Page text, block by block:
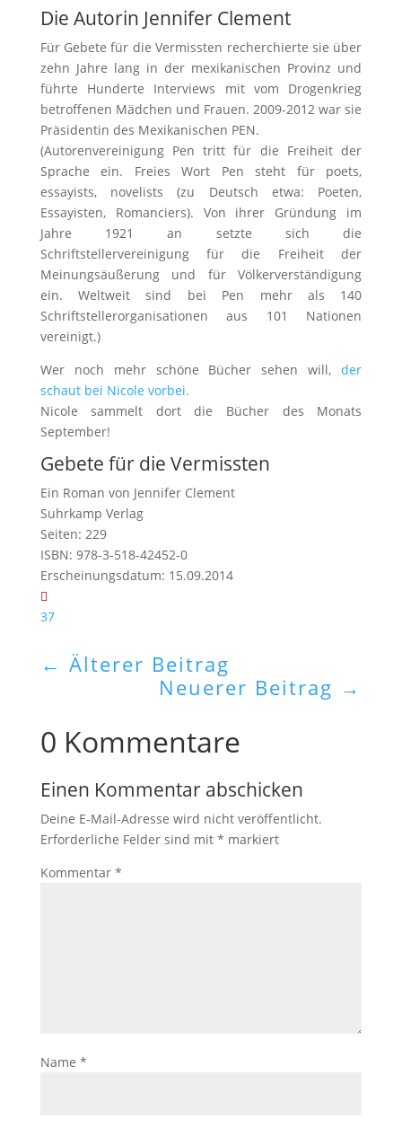
Die Autorin Jennifer Clement
Für Gebete für die Vermissten recherchierte sie über
zehn Jahre lang in der mexikanischen Provinz und
führte Hunderte Interviews mit vom Drogenkrieg
betroffenen Mädchen und Frauen. 2009-2012 war sie
Präsidentin des Mexikanischen PEN.
(Autorenvereinigung Pen tritt für die Freiheit der
Sprache ein. Freies Wort Pen steht für poets,
essayists, novelists (zu Deutsch etwa: Poeten,
Essayisten, Romanciers). Von ihrer Gründung im
Jahre 1921 an setzte sich die
Schriftstellervereinigung für die Freiheit der
Meinungsäußerung und für Völkerverständigung
ein. Weltweit sind bei Pen mehr als 140
Schriftstellerorganisationen aus 101 Nationen
vereinigt.)
Wer noch mehr schöne Bücher sehen will,der
schaut bei Nicole vorbei.
Nicole sammelt dort die Bücher des Monats
September!
Gebete für die Vermissten
Ein Roman von Jennifer Clement
Suhrkamp Verlag
Seiten: 229
ISBN: 978-3-518-42452-0
Erscheinungsdatum: 15.09.2014
37
← Älterer Beitrag
Neuerer Beitrag →
0 Kommentare
Einen Kommentar abschicken
Deine E-Mail-Adresse wird nicht veröffentlicht.
Erforderliche Felder sind mit * markiert
Kommentar *
Name *